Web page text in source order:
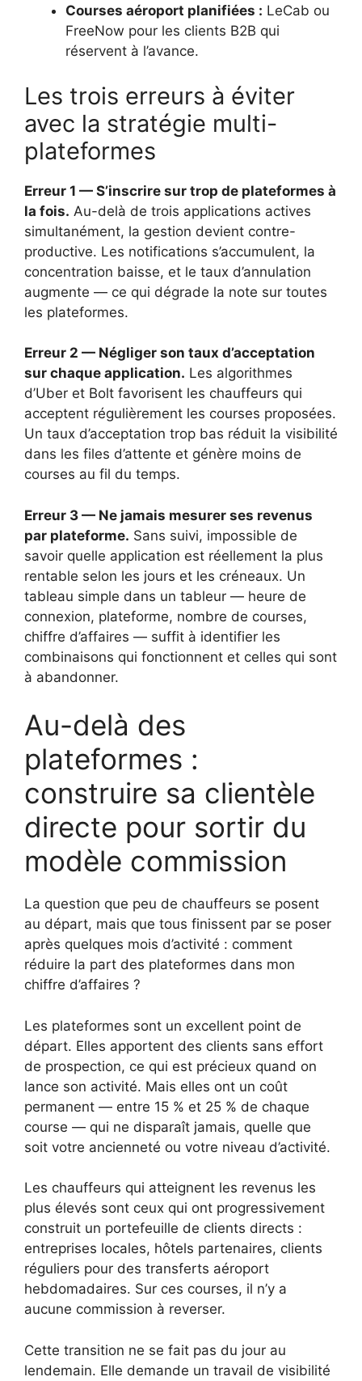
Courses aéroport planifiées : LeCab ou
FreeNow pour les clients B2B qui
réservent à l’avance.
Les trois erreurs à éviter
avec la stratégie multi-
plateformes
Erreur 1 — S’inscrire sur trop de plateformes à
la fois. Au-delà de trois applications actives
simultanément, la gestion devient contre-
productive. Les notifications s’accumulent, la
concentration baisse, et le taux d’annulation
augmente — ce qui dégrade la note sur toutes
les plateformes.
Erreur 2 — Négliger son taux d’acceptation
sur chaque application. Les algorithmes
d’Uber et Bolt favorisent les chauffeurs qui
acceptent régulièrement les courses proposées.
Un taux d’acceptation trop bas réduit la visibilité
dans les files d’attente et génère moins de
courses au fil du temps.
Erreur 3 — Ne jamais mesurer ses revenus
par plateforme. Sans suivi, impossible de
savoir quelle application est réellement la plus
rentable selon les jours et les créneaux. Un
tableau simple dans un tableur — heure de
connexion, plateforme, nombre de courses,
chiffre d’affaires — suffit à identifier les
combinaisons qui fonctionnent et celles qui sont
à abandonner.
Au-delà des
plateformes :
construire sa clientèle
directe pour sortir du
modèle commission
La question que peu de chauffeurs se posent
au départ, mais que tous finissent par se poser
après quelques mois d’activité : comment
réduire la part des plateformes dans mon
chiffre d’affaires ?
Les plateformes sont un excellent point de
départ. Elles apportent des clients sans effort
de prospection, ce qui est précieux quand on
lance son activité. Mais elles ont un coût
permanent — entre 15 % et 25 % de chaque
course — qui ne disparaît jamais, quelle que
soit votre ancienneté ou votre niveau d’activité.
Les chauffeurs qui atteignent les revenus les
plus élevés sont ceux qui ont progressivement
construit un portefeuille de clients directs :
entreprises locales, hôtels partenaires, clients
réguliers pour des transferts aéroport
hebdomadaires. Sur ces courses, il n’y a
aucune commission à reverser.
Cette transition ne se fait pas du jour au
lendemain. Elle demande un travail de visibilité